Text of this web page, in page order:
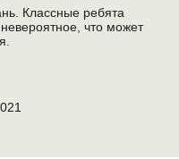
Классные ребята
что может